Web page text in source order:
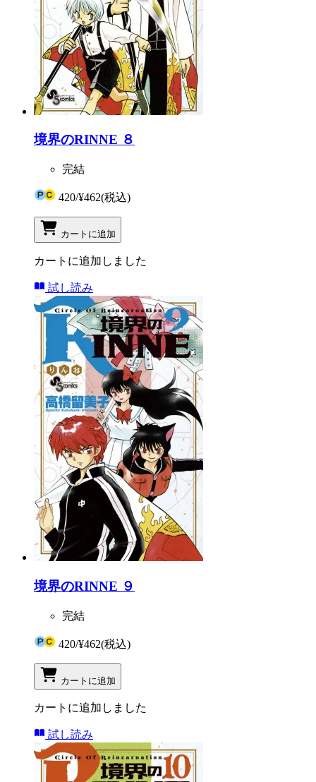
境界のRINNE ８
完結
420/¥462(税込)
カートに追加
カートに追加しました
試し読み
境界のRINNE ９
完結
420/¥462(税込)
カートに追加
カートに追加しました
試し読み